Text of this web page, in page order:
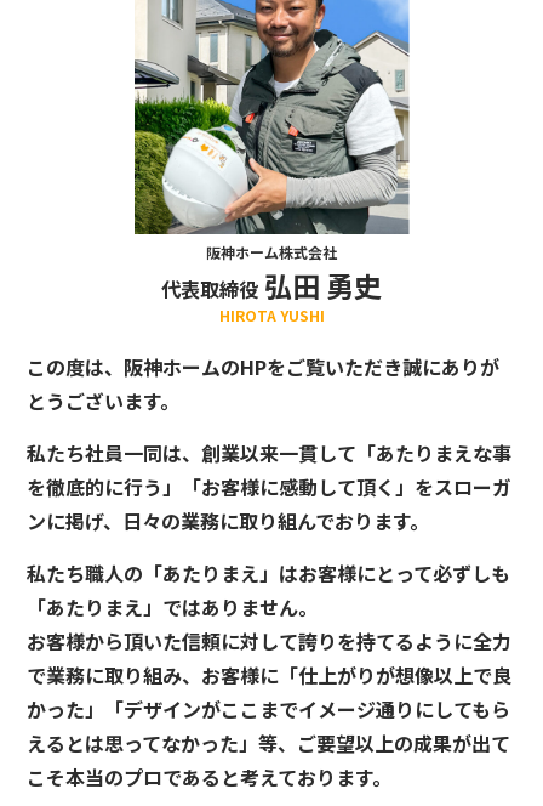
阪神ホーム株式会社
代表取締役 弘田 勇史
HIROTA YUSHI
この度は、阪神ホームのHPをご覧いただき誠にありが
とうございます。
私たち社員一同は、創業以来一貫して「あたりまえな事
を徹底的に行う」「お客様に感動して頂く」をスローガ
ンに掲げ、日々の業務に取り組んでおります。
私たち職人の「あたりまえ」はお客様にとって必ずしも
「あたりまえ」ではありません。
お客様から頂いた信頼に対して誇りを持てるように全力
で業務に取り組み、お客様に「仕上がりが想像以上で良
かった」「デザインがここまでイメージ通りにしてもら
えるとは思ってなかった」等、ご要望以上の成果が出て
こそ本当のプロであると考えております。